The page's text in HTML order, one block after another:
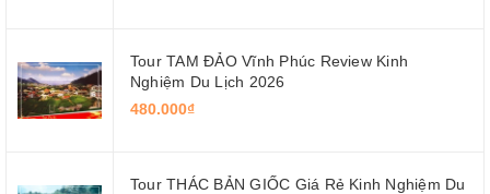
Tour TAM ĐẢO Vĩnh Phúc Review Kinh
Nghiệm Du Lịch 2026
480.000₫
Tour THÁC BẢN GIỐC Giá Rẻ Kinh Nghiệm Du